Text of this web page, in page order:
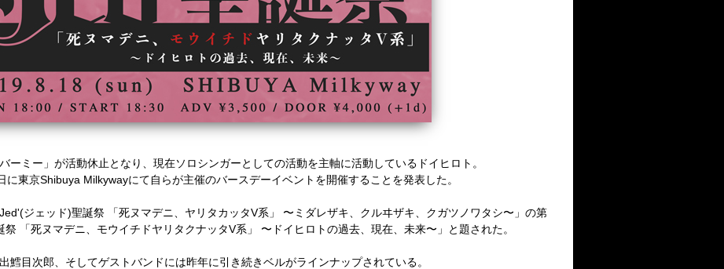
ーミー」が活動休止となり、現在ソロシンガーとしての活動を主軸に活動しているドイヒロト。
東京Shibuya Milkywayにて自らが主催のバースデーイベントを開催することを発表した。
ジェッド)聖誕祭 「死ヌマデニ、ヤリタカッタV系」 〜ミダレザキ、クルヰザキ、クガツノワタシ〜」の第
「死ヌマデニ、モウイチドヤリタクナッタV系」 〜ドイヒロトの過去、現在、未来〜」と題された。
鱈目次郎、そしてゲストバンドには昨年に引き続きベルがラインナップされている。